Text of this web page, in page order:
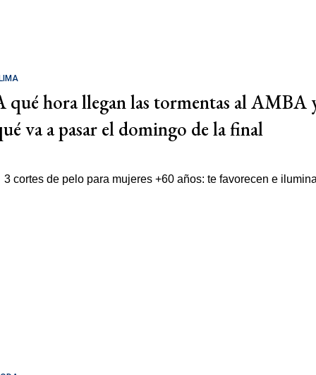
qué hora llegan las tormentas al AMBA
va a pasar el domingo de la final